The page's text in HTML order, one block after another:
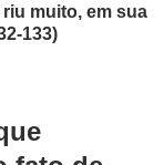
muito, em sua
133)